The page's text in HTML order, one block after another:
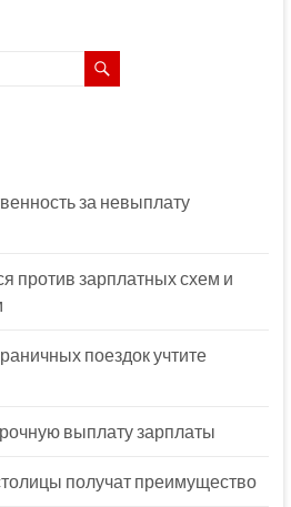
за невыплату
против зарплатных схем и
поездок учтите
выплату зарплаты
получат преимущество